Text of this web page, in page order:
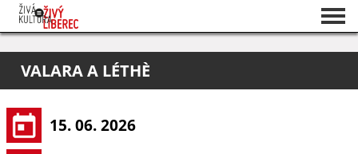
O projektu
Pořadatelé
VALARA A LÉTHÈ
15. 06. 2026